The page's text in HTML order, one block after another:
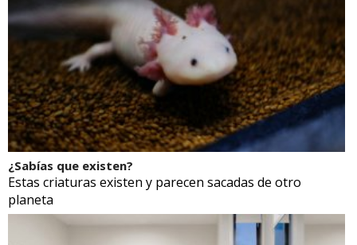
¿Sabías que existen?
Estas criaturas existen y parecen sacadas de otro
planeta